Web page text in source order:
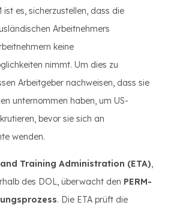
ist es, sicherzustellen, dass die
Arbeitnehmers
keine
nimmt. Um dies zu
Arbeitgeber nachweisen, dass sie
unternommen haben, um US-
bevor sie sich an
wenden.
Training Administration (ETA),
des DOL, überwacht den PERM-
. Die ETA prüft die